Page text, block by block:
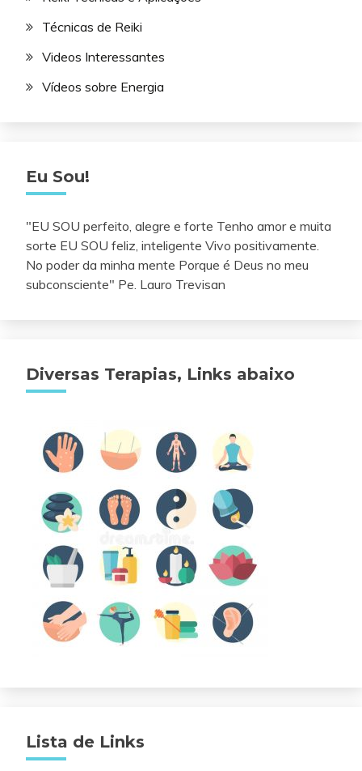
Técnicas de Reiki
Videos Interessantes
Vídeos sobre Energia
Eu Sou!
"EU SOU perfeito, alegre e forte Tenho amor e muita
sorte EU SOU feliz, inteligente Vivo positivamente.
No poder da minha mente Porque é Deus no meu
subconsciente" Pe. Lauro Trevisan
Diversas Terapias, Links abaixo
Lista de Links